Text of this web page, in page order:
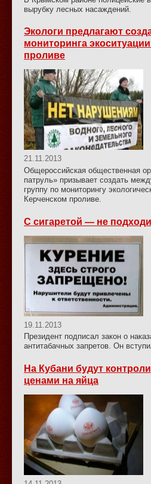
вырубку лесных насаждений.
Экологи предлагают
мониторинга
проливе
21.11.2013
Общероссийская общественная
патруль» призывает создать
группу по мониторингу
Керченском проливе.
С сигаретой — не
19.11.2013
Президент подписал закон о
антитабачных запретов. Он
На Кубани будут
ценами на яйца